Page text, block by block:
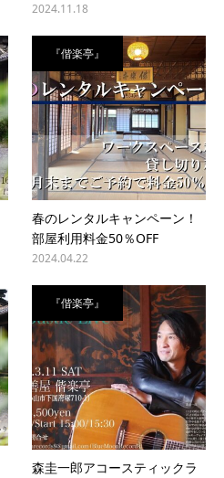
2024.11.18
『偕楽亭』
春のレンタルキャンペーン！
部屋利用料金50％OFF
2024.04.22
『偕楽亭』
森圭一郎アコースティックラ